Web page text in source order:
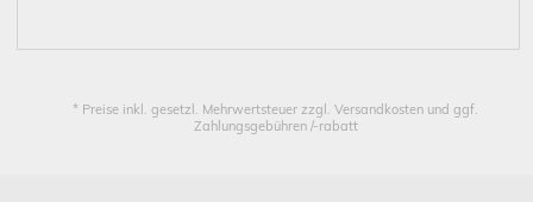
* Preise inkl. gesetzl. Mehrwertsteuer zzgl. Versandkosten und ggf.
Zahlungsgebühren /-rabatt